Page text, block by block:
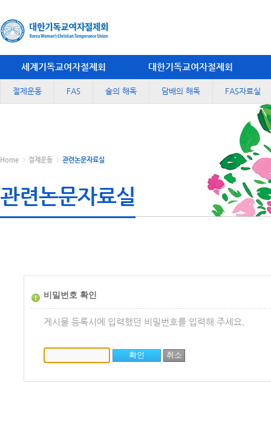
세계기독교여자절제회 대한기독교여자절제회
절제운동 FAS 술의 해독 담배의 해독 FAS자료실
Home 절제운동 관련논문자료실
관련논문자료실
비밀번호 확인
게시물 등록시에 입력했던 비밀번호를 입력해 주세요.